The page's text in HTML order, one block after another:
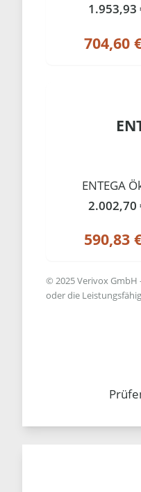
1.953,93
704,60
ENTEGA
2.002,70
590,83
© 2025 Verivox
oder die